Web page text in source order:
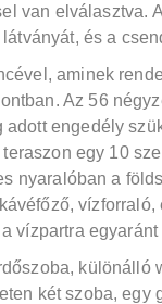
van elválasztva.
és a
aminek
Az 56
engedély
egy 10
nyaralóban a
vízpartra egyaránt
különálló
két szoba, egy